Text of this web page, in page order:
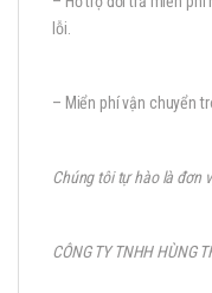
lỗi.
– Miển phí vận chuyển
Chúng tôi tự hào là đơn
CÔNG TY TNHH HÙNG